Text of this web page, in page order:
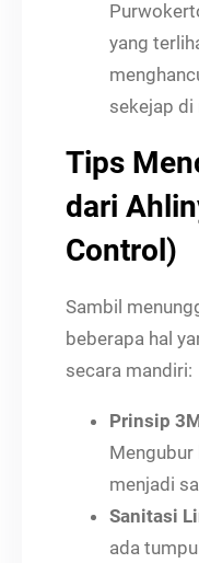
yang
sekejap di
Tips
dari
Control)
Sambil
beberapa hal
secara mandiri:
Prinsip
Mengubur
menjadi
Sanitasi
ada